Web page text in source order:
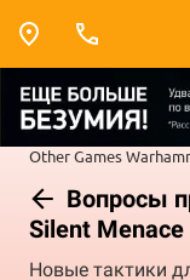
Other Games
Вопросы
Silent
Новые тактики